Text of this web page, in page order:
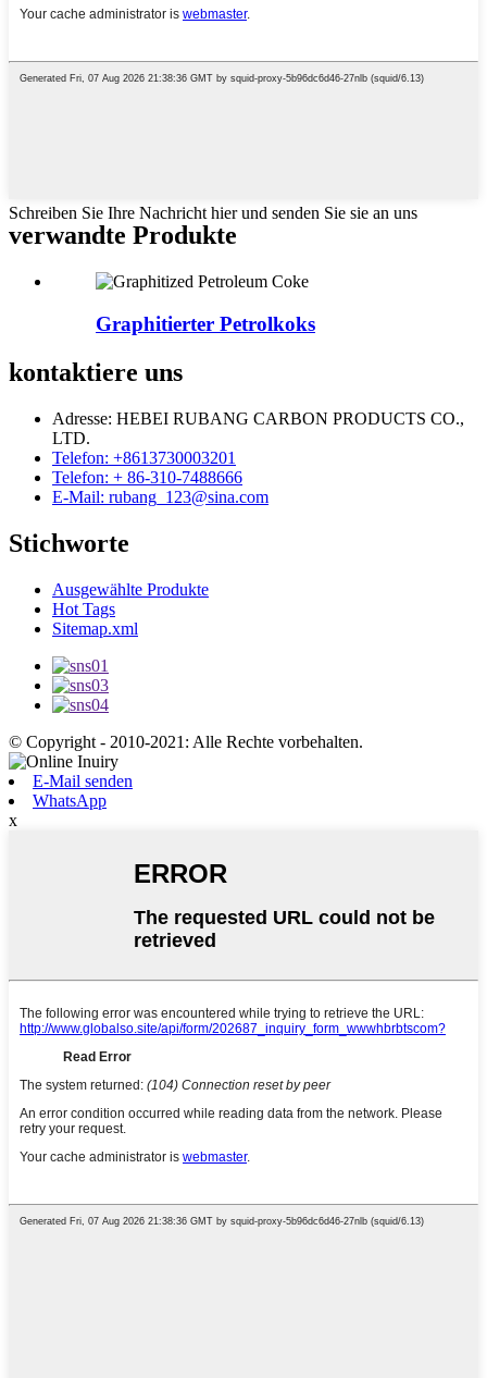
Schreiben Sie Ihre Nachricht hier und senden Sie sie an uns
verwandte Produkte
Graphitierter Petrolkoks
kontaktiere uns
Adresse: HEBEI RUBANG CARBON PRODUCTS CO.,
LTD.
Telefon: +8613730003201
Telefon: + 86-310-7488666
E-Mail: rubang_123@sina.com
Stichworte
Ausgewählte Produkte
Hot Tags
Sitemap.xml
© Copyright - 2010-2021: Alle Rechte vorbehalten.
E-Mail senden
WhatsApp
x